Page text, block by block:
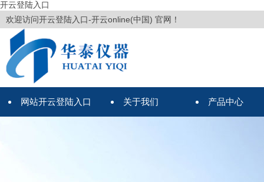
开云登陆入口
欢迎访问开云登陆入口-开云online(中国) 官网！
网站开云登陆入口 关于我们 产品中心